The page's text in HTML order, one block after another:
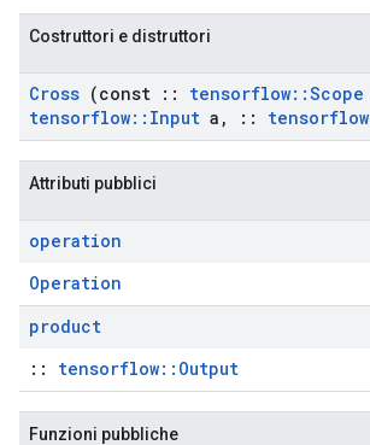
Costruttori e distruttori
Cross (const :: tensorflow::Scope
tensorflow:: Input a , :: tensorflow
Attributi pubblici
operation
Operation
product
:: tensorflow::Output
Funzioni pubbliche